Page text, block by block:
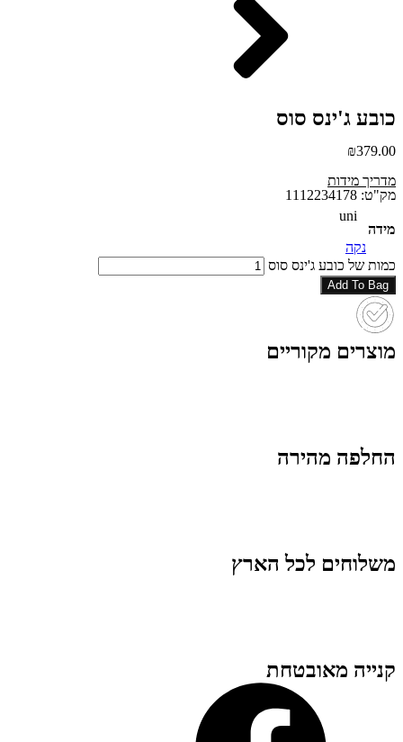
כובע ג'ינס סוס
₪379.00
מדריך מידות
מק"ט: 1112234178
מידה
uni
נקה
כמות של כובע ג'ינס סוס
Add To Bag
מוצרים מקוריים
החלפה מהירה
משלוחים לכל הארץ
קנייה מאובטחת